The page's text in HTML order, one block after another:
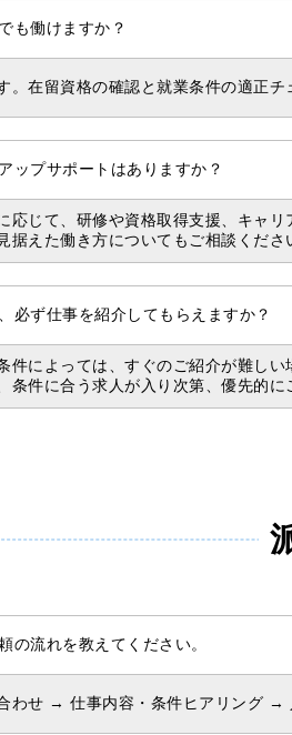
も働けますか？
。在留資格の確認と就業条件の適正
ップサポートはありますか？
応じて、研修や資格取得支援、キャリ
据えた働き方についてもご相談くださ
必ず仕事を紹介してもらえますか？
件によっては、すぐのご紹介が難しい
条件に合う求人が入り次第、優先的
の流れを教えてください。
わせ → 仕事内容・条件ヒアリング →